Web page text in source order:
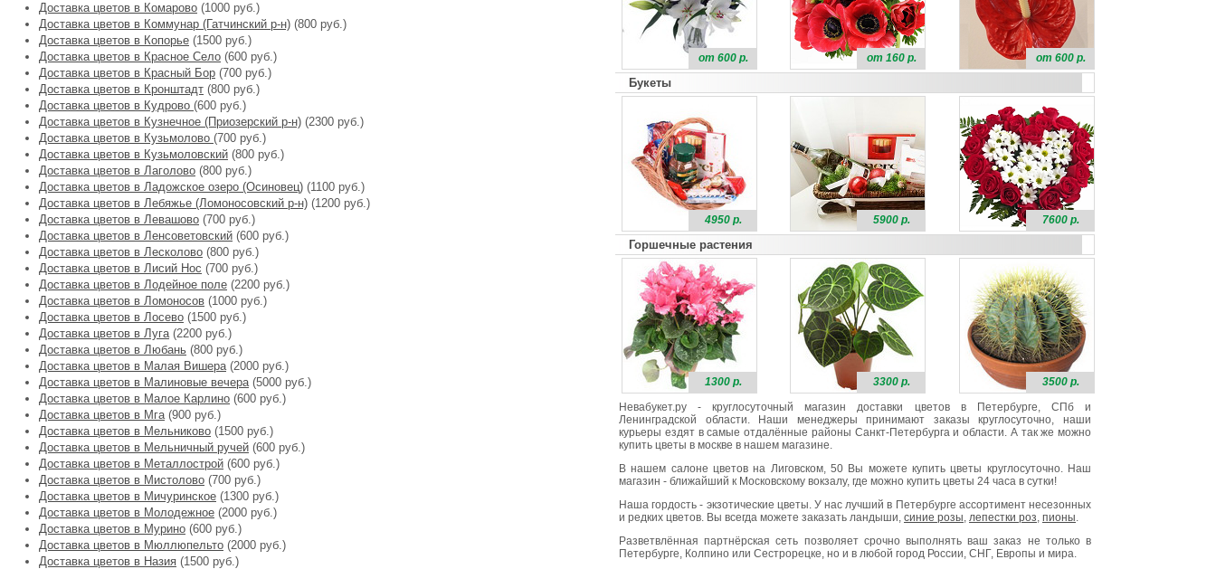
Доставка цветов в Комарово (1000 руб.)
Доставка цветов в Коммунар (Гатчинский р-н) (800 руб.)
Доставка цветов в Копорье (1500 руб.)
Доставка цветов в Красное Село (600 руб.)
Доставка цветов в Красный Бор (700 руб.)
Доставка цветов в Кронштадт (800 руб.)
Доставка цветов в Кудрово (600 руб.)
Доставка цветов в Кузнечное (Приозерский р-н) (2300 руб.)
Доставка цветов в Кузьмолово (700 руб.)
Доставка цветов в Кузьмоловский (800 руб.)
Доставка цветов в Лаголово (800 руб.)
Доставка цветов в Ладожское озеро (Осиновец) (1100 руб.)
Доставка цветов в Лебяжье (Ломоносовский р-н) (1200 руб.)
Доставка цветов в Левашово (700 руб.)
Доставка цветов в Ленсоветовский (600 руб.)
Доставка цветов в Лесколово (800 руб.)
Доставка цветов в Лисий Нос (700 руб.)
Доставка цветов в Лодейное поле (2200 руб.)
Доставка цветов в Ломоносов (1000 руб.)
Доставка цветов в Лосево (1500 руб.)
Доставка цветов в Луга(2200 руб.)
Доставка цветов в Любань (800 руб.)
Доставка цветов в Малая Вишера(2000 руб.)
Доставка цветов в Малиновые вечера(5000 руб.)
Доставка цветов в Малое Карлино (600 руб.)
Доставка цветов в Мга(900 руб.)
Доставка цветов в Мельниково (1500 руб.)
Доставка цветов в Мельничный ручей (600 руб.)
Доставка цветов в Металлострой (600 руб.)
Доставка цветов в Мистолово (700 руб.)
Доставка цветов в Мичуринское (1300 руб.)
Доставка цветов в Молодежное (2000 руб.)
Доставка цветов в Мурино (600 руб.)
Доставка цветов в Мюллюпельто (2000 руб.)
Доставка цветов в Назия (1500 руб.)
от 600 р. от 160 р. от 600 р.
Букеты
4950 р. 5900 р. 7600 р.
Горшечные растения
1300 р. 3300 р.
3500 р.
Невабукет.ру - круглосуточный магазин доставки цветов в Петербурге, СПб и
Ленинградской области. Наши менеджеры принимают заказы круглосуточно, наши
курьеры ездят в самые отдалённые районы Санкт-Петербурга и области. А так же можно
купить цветы в москве в нашем магазине.
В нашем салоне цветов на Лиговском, 50 Вы можете купить цветы круглосуточно. Наш
магазин - ближайший к Московскому вокзалу, где можно купить цветы 24 часа в сутки!
Наша гордость - экзотические цветы. У нас лучший в Петербурге ассортимент несезонных
и редких цветов. Вы всегда можете заказать ландыши, синие розы, лепестки роз, пионы.
Разветвлённая партнёрская сеть позволяет срочно выполнять ваш заказ не только в
Петербурге, Колпино или Сестрорецке, но и в любой город России, СНГ, Европы и мира.